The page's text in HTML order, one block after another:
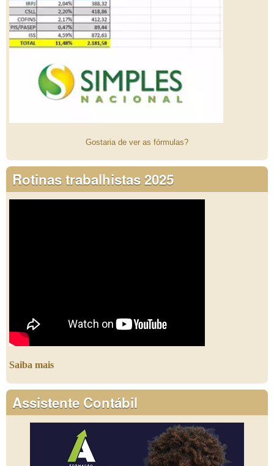
Gostaria de ver as fórmulas?
Rotinas trabalhistas 2025
Saiba mais
Assistente Contábil